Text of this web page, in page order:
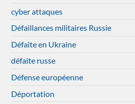
cyber attaques
Défaillances militaires Russie
Défaite en Ukraine
défaite russe
Défense européenne
Déportation